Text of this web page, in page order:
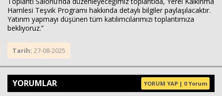
Hamlesi Teşvik Programı hakkında detaylı bilgiler paylaşılacaktır.
Yatırım yapmayı düşünen tüm katılımcılarımızı toplantımıza
bekliyoruz.”
Tarih: 27-08-2025
YORUMLAR YORUM YAP | 0 Yorum